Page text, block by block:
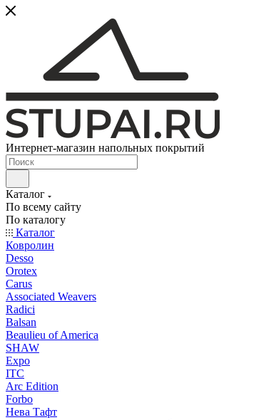
Интернет-магазин напольных покрытий
Каталог
По всему сайту
По каталогу
Каталог
Ковролин
Desso
Orotex
Carus
Associated Weavers
Radici
Balsan
Beaulieu of America
SHAW
Expo
ITC
Arc Edition
Forbo
Нева Тафт